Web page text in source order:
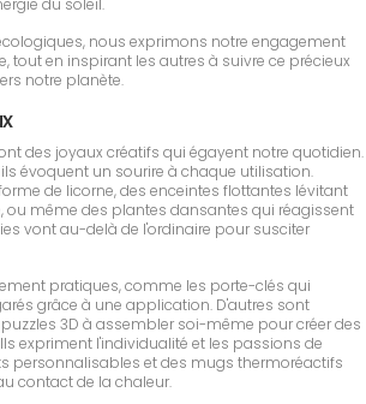
du soleil.
nous exprimons notre engagement
tout en inspirant les autres à suivre ce précieux
notre planète.
des joyaux créatifs qui égayent notre quotidien.
évoquent un sourire à chaque utilisation.
de licorne, des enceintes flottantes lévitant
ou même des plantes dansantes qui réagissent
vont au-delà de l'ordinaire pour susciter
pratiques, comme les porte-clés qui
grâce à une application. D'autres sont
3D à assembler soi-même pour créer des
expriment l'individualité et les passions de
personnalisables et des mugs thermoréactifs
contact de la chaleur.